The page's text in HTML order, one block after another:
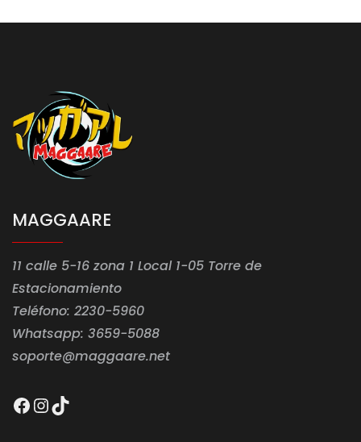
MAGGAARE
11 calle 5-16 zona 1 Local 1-05 Torre de
Estacionamiento
Teléfono: 2230-5960
Whatsapp: 3659-5088
soporte@maggaare.net
Facebook
Instagram
TikTok